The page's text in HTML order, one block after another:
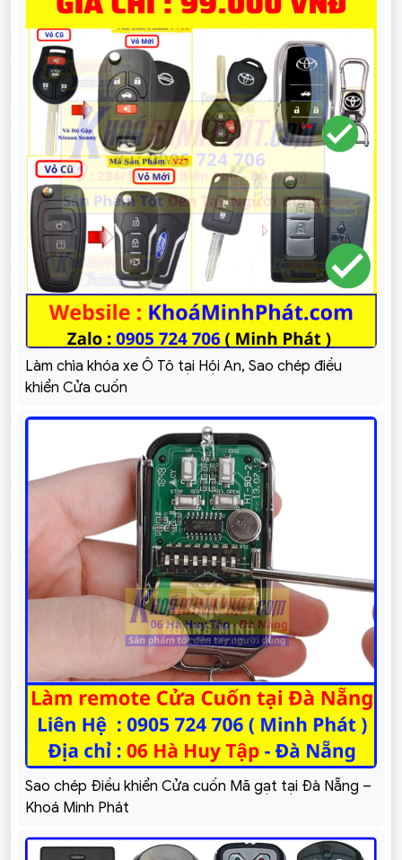
Làm chìa khóa xe Ô Tô tại Hội An, Sao chép điều
khiển Cửa cuốn
Sao chép Điều khiển Cửa cuốn Mã gạt tại Đà Nẵng –
Khoá Minh Phát